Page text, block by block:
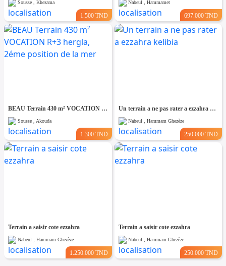
Sousse , Khezama
1.500 TND
Nabeul , Hammamet
697.000 TND
BEAU Terrain 430 m² VOCATION R+3 hergla, 2éme position de la mer
Sousse , Akouda
1.300 TND
Un terrain a ne pas rater a ezzahra kelibia
Nabeul , Hammam Ghezèze
250.000 TND
Terrain a saisir cote ezzahra
Nabeul , Hammam Ghezèze
1.250.000 TND
Terrain a saisir cote ezzahra
Nabeul , Hammam Ghezèze
250.000 TND